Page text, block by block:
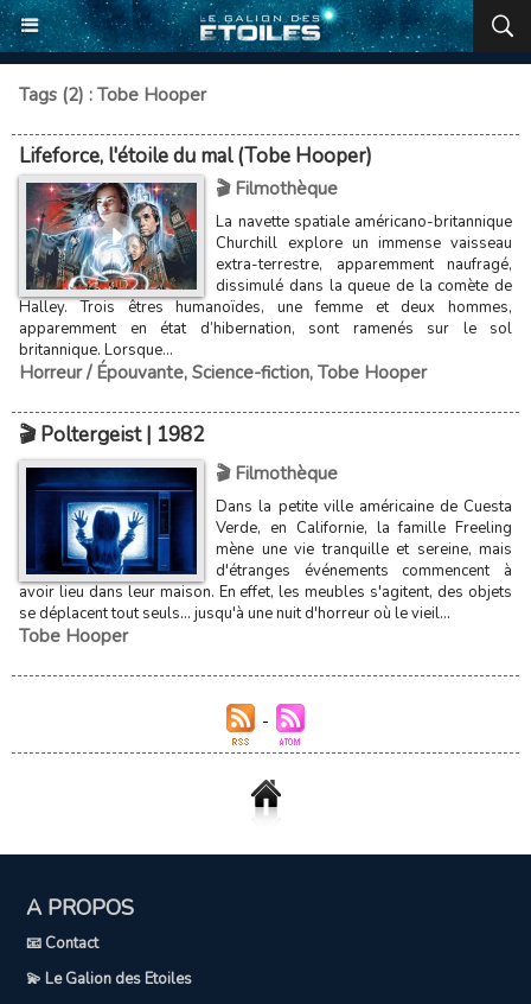
Tags (2) : Tobe Hooper
Lifeforce, l'étoile du mal (Tobe Hooper)
🎬 Filmothèque
La navette spatiale américano-britannique
Churchill explore un immense vaisseau
extra-terrestre, apparemment naufragé,
dissimulé dans la queue de la comète de
Halley. Trois êtres humanoïdes, une femme et deux hommes,
apparemment en état d’hibernation, sont ramenés sur le sol
britannique. Lorsque...
Horreur / Épouvante, Science-fiction, Tobe Hooper
🎬 Poltergeist | 1982
🎬 Filmothèque
Dans la petite ville américaine de Cuesta
Verde, en Californie, la famille Freeling
mène une vie tranquille et sereine, mais
d'étranges événements commencent à
avoir lieu dans leur maison. En effet, les meubles s'agitent, des objets
se déplacent tout seuls... jusqu'à une nuit d'horreur où le vieil...
Tobe Hooper
A PROPOS
📧 Contact
💫 Le Galion des Etoiles